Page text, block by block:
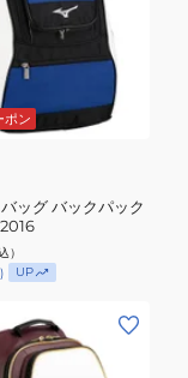
ポン
ッグ バックパック
）
UP